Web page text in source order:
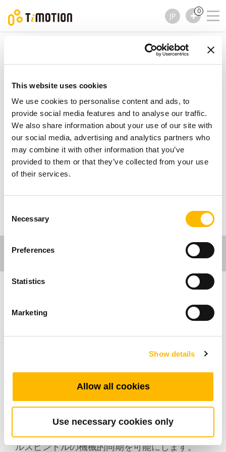
This website uses cookies
We use cookies to personalise content and ads, to
provide social media features and to analyse our traffic.
We also share information about your use of our site with
our social media, advertising and analytics partners who
may combine it with other information that you’ve
provided to them or that they’ve collected from your use
of their services.
Selection
Necessary
Preferences
Statistics
Marketing
Show details
Allow all cookies
Use necessary cookies only
JP
0
TGM7 シリーズ
TGM7 シリーズ
ギアモーター
Ergo Motion
Industrial Motion
TGM7シリーズはTiMOTIONのコンパクトサイ
ズギアモーターです。 昇降式作業台やデスクな
どのエルゴノミクスアプリケーション用に主に
できます。この経済的な製品は、外部リミット
スイッチを使用して、内蔵スピンドルの高速、
スムーズ化、静音化を実現します。軸はデュア
ルスピンドルの機械的同期を可能にします。